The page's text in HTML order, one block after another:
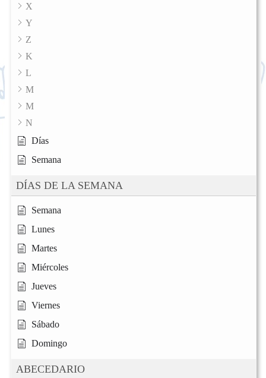
X
Y
Z
K
L
M
M
N
Días
Semana
DÍAS DE LA SEMANA
Semana
Lunes
Martes
Miércoles
Jueves
Viernes
Sábado
Domingo
ABECEDARIO